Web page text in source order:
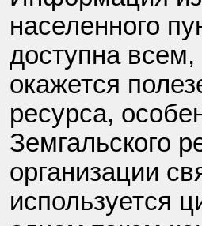
населенного
доступна всем,
окажется
ресурса,
Земгальского
организации
используется